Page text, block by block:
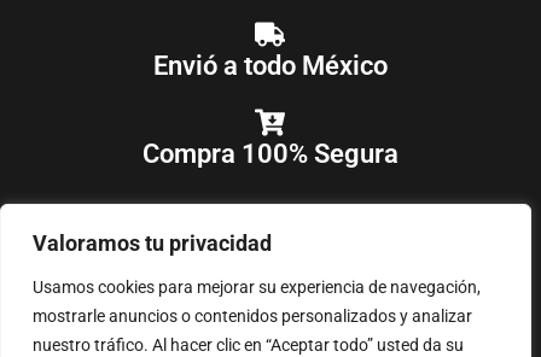
Valoramos tu privacidad
Usamos cookies para mejorar su experiencia de navegación,
mostrarle anuncios o contenidos personalizados y analizar
nuestro tráfico. Al hacer clic en “Aceptar todo” usted da su
Envió a todo México
Compra 100% Segura
COPYRIGHT © 2018-2025COMPRAAHORA, TODOS LOS DERECHOS